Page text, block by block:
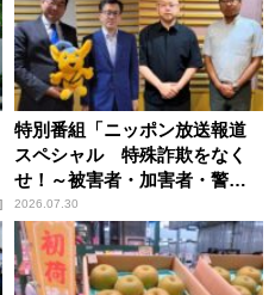
特別番組「ニッポン放送報道
スペシャル 特殊詐欺をなく
せ！～被害者・加害者・警視
庁が語るトクリュウの実態
～」放送
2026.07.30